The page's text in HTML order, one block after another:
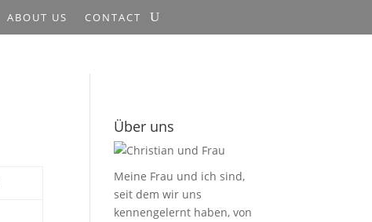
ABOUT US CONTACT
Über uns
Meine Frau und ich sind,
seit dem wir uns
kennengelernt haben, von